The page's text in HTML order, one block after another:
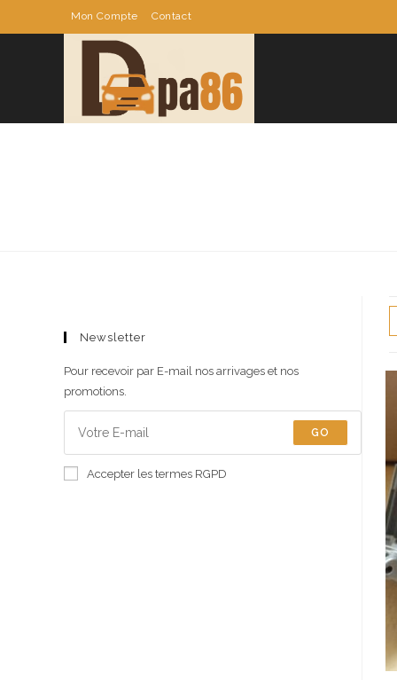
to
Mon Compte Contact
Newsletter
Pour recevoir par E-mail nos arrivages et nos
promotions.
GO
Accepter les termes RGPD